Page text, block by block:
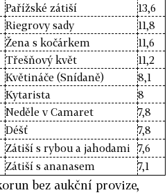
Pařížské zátiší
13,6
Riegrovy sady
11,8
Žena s kočárkem
11,6
Třešňový květ
11,2
Květináče (Snídaně)
8,1
Kytarista
8
Neděle v Camaret
7,8
Déšť
7,8
Zátiší s rybou a jahodami
7,6
Zátiší s ananasem 7,1
bez aukční provize,